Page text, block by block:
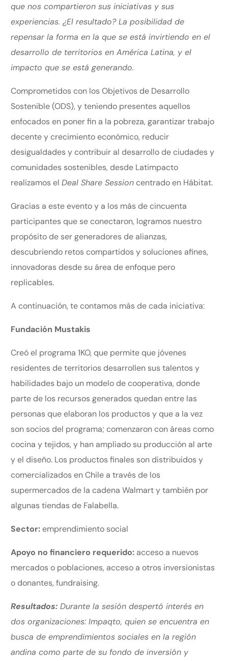
que nos compartieron sus iniciativas y sus
experiencias. ¿El resultado? La posibilidad de
repensar la forma en la que se está invirtiendo en el
desarrollo de territorios en América Latina, y el
impacto que se está generando.
Comprometidos con los Objetivos de Desarrollo
Sostenible (ODS), y teniendo presentes aquellos
enfocados en poner fin a la pobreza, garantizar trabajo
decente y crecimiento económico, reducir
desigualdades y contribuir al desarrollo de ciudades y
comunidades sostenibles, desde Latimpacto
realizamos elDeal Share Sessioncentrado en Hábitat.
Gracias a este evento y a los más de cincuenta
participantes que se conectaron, logramos nuestro
propósito de ser generadores de alianzas,
descubriendo retos compartidos y soluciones afines,
innovadoras desde su área de enfoque pero
replicables.
A continuación, te contamos más de cada iniciativa:
Fundación Mustakis
Creó el programa 1KO, que permite que jóvenes
residentes de territorios desarrollen sus talentos y
habilidades bajo un modelo de cooperativa, donde
parte de los recursos generados quedan entre las
personas que elaboran los productos y que a la vez
son socios del programa; comenzaron con áreas como
cocina y tejidos, y han ampliado su producción al arte
y el diseño. Los productos finales son distribuidos y
comercializados en Chile a través de los
supermercados de la cadena Walmart y también por
algunas tiendas de Falabella.
Sector:emprendimiento social
Apoyo no financiero requerido: acceso a nuevos
mercados o poblaciones, acceso a otros inversionistas
o donantes, fundraising.
Resultados: Durante la sesión despertó interés en
dos organizaciones: Impaqto, quien se encuentra en
busca de emprendimientos sociales en la región
andina como parte de su fondo de inversión y